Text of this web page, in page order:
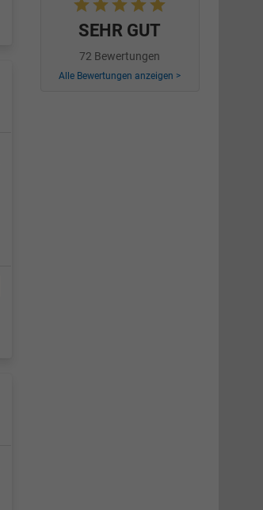
SEHR GUT
72 Bewertungen
Alle Bewertungen anzeigen >